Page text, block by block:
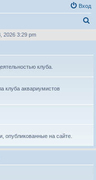
Вход
с
2026 3:29 pm
клуба.
клуба аквариумистов
опубликованные на сайте.